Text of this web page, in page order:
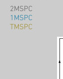
2MSPC
1MSPC
TMSPC